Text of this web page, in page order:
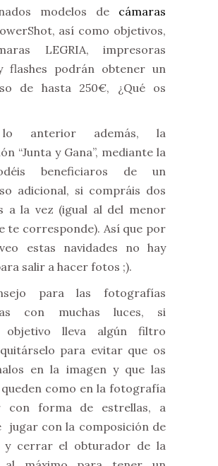
modelos de cámaras
así como objetivos,
LEGRIA, impresoras
flashes podrán obtener un
de hasta 250€, ¿Qué os
anterior además, la
“Junta y Gana”, mediante la
beneficiaros de un
adicional, si compráis dos
a la vez (igual al del menor
te corresponde). Así que por
estas navidades no hay
salir a hacer fotos ;).
para las fotografías
con muchas luces, si
objetivo lleva algún filtro
para evitar que os
en la imagen y que las
queden como en la fotografía
con forma de estrellas, a
jugar con la composición de
y cerrar el obturador de la